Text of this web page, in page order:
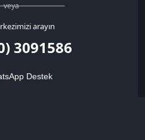
veya
arayın
3091586
Destek